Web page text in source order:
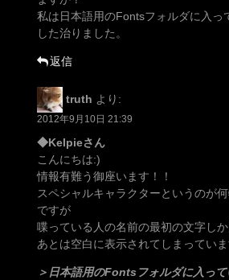
私は日本語用のFontsフォルダに入っ
した治りました。
返信
truth より:
2012年9月10日 21:39
◆Kelpieさん
こんにちは:)
情報有難う御座います！！
スペシャルキャラクターというのが
ですが
喋っている人の名前の最初の文字し
あとは空白に表示されてしまっていま
＞日本語用のFontsフォルダに入っ